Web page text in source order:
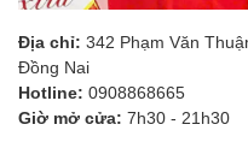
Địa chỉ: 342 Phạm Văn
Đồng Nai
Hotline: 0908868665
Giờ mở cửa: 7h30 - 21h30